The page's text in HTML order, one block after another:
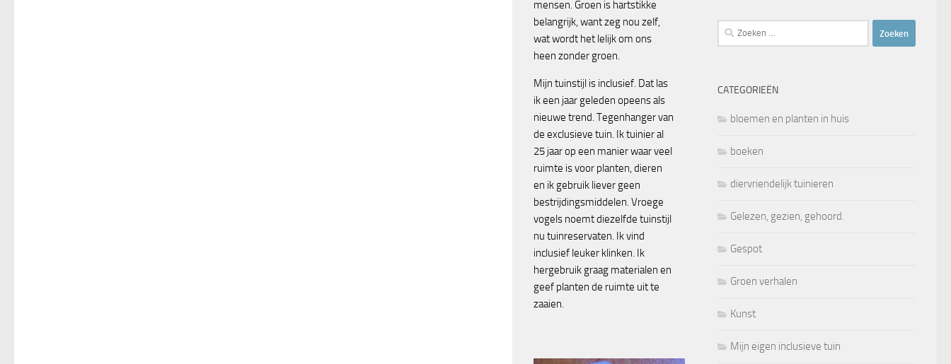
Zoeken
naar:
CATEGORIEËN
bloemen en planten in huis
boeken
diervriendelijk tuinieren
Gelezen, gezien, gehoord.
Gespot
Groen verhalen
Kunst
Mijn eigen inclusieve tuin
mensen. Groen is hartstikke
belangrijk, want zeg nou zelf,
wat wordt het lelijk om ons
heen zonder groen.
Mijn tuinstijl is inclusief. Dat las
ik een jaar geleden opeens als
nieuwe trend. Tegenhanger van
de exclusieve tuin. Ik tuinier al
25 jaar op een manier waar veel
ruimte is voor planten, dieren
en ik gebruik liever geen
bestrijdingsmiddelen. Vroege
vogels noemt diezelfde tuinstijl
nu tuinreservaten. Ik vind
inclusief leuker klinken. Ik
hergebruik graag materialen en
geef planten de ruimte uit te
zaaien.